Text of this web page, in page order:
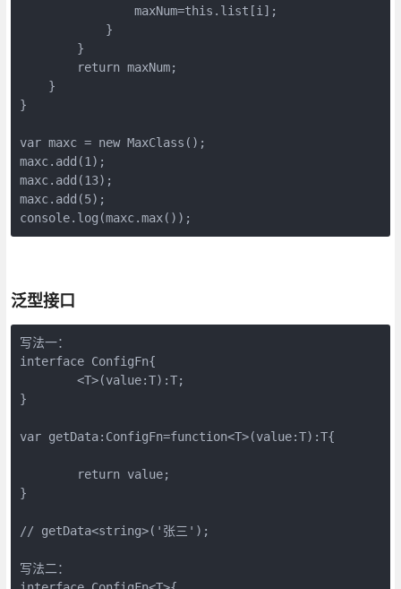
                maxNum=this.list[i];
            }
        }
        return maxNum;
    }
}
var maxc = new MaxClass();
maxc.add(1);
maxc.add(13);
maxc.add(5);
泛型接口
写法一：
interface ConfigFn{
}
var getData:ConfigFn=function<T>(value:T):T{
}
// getData<string>('张三');
写法二：